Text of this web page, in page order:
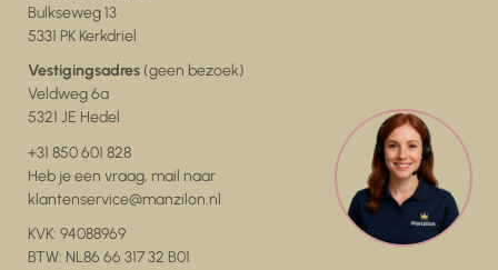
Bulkseweg 13
5331 PK Kerkdriel
Vestigingsadres (geen bezoek)
Veldweg 6a
5321 JE Hedel
+31 850 601 828
Heb je een vraag, mail naar
klantenservice@manzilon.nl
KVK: 94088969
BTW: NL86 66 317 32 B01